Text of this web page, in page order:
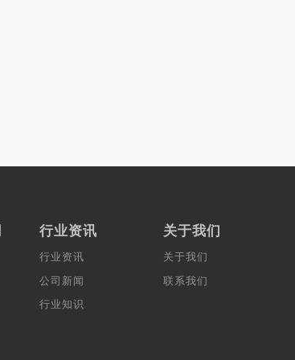
行业资讯
行业资讯
公司新闻
行业知识
关于我们
关于我们
联系我们